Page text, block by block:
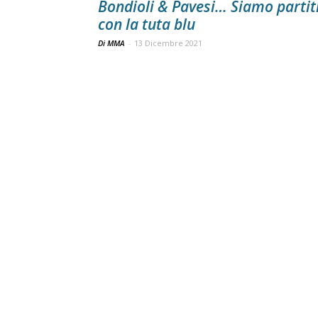
Bondioli & Pavesi… Siamo
con la tuta blu
Di MMA - 13 Dicembre 2021